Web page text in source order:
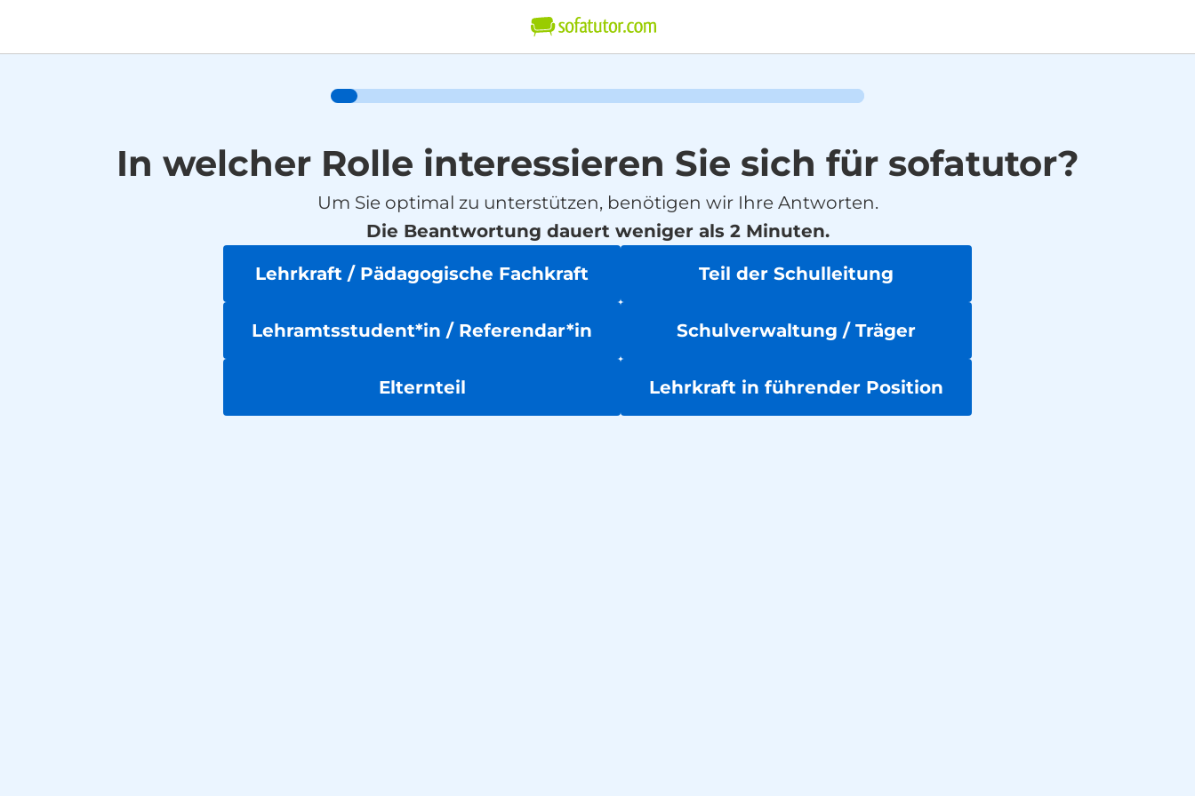
In welcher Rolle interessieren Sie sich für sofatutor?
Um Sie optimal zu unterstützen, benötigen wir Ihre Antworten.
Die Beantwortung dauert weniger als 2 Minuten.
Lehrkraft / Pädagogische Fachkraft
Lehramtsstudent*in / Referendar*in
Elternteil
Teil der Schulleitung
Schulverwaltung / Träger
Lehrkraft in führender Position